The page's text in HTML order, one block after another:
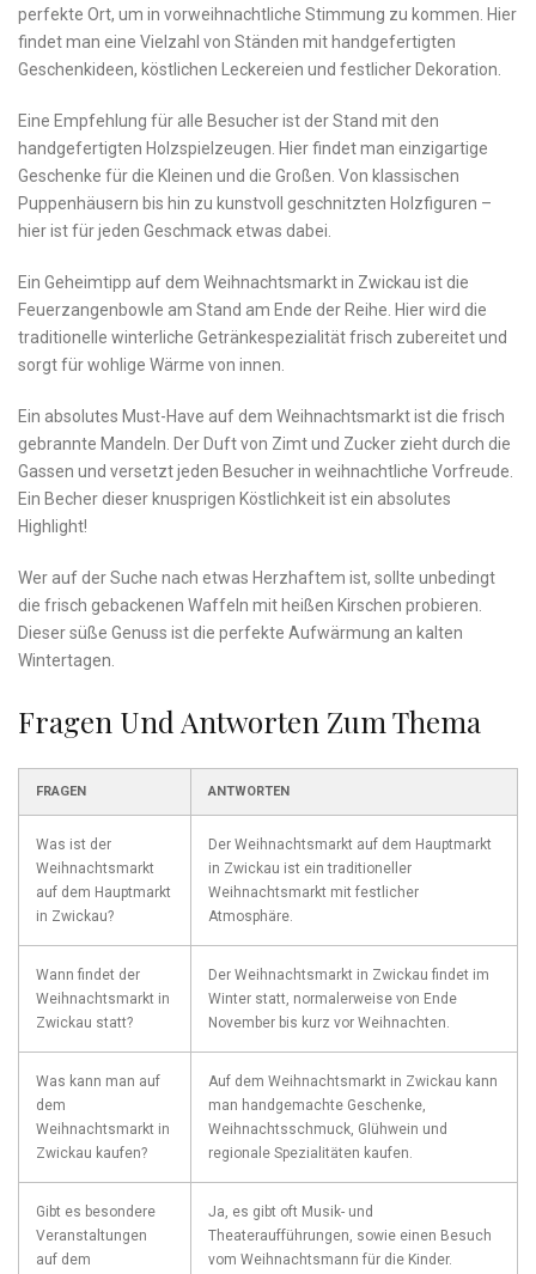
perfekte ⁣Ort,‌ um in vorweihnachtliche Stimmung zu kommen. Hier
findet ‌man eine ⁤Vielzahl von ⁤Ständen mit​ handgefertigten
⁣Geschenkideen, ​köstlichen Leckereien und ‌festlicher Dekoration.
Eine Empfehlung für alle Besucher⁤ ist der Stand ⁤mit den
handgefertigten Holzspielzeugen. Hier findet man‍ einzigartige
Geschenke für die⁣ Kleinen und die Großen. Von ‍klassischen
Puppenhäusern bis hin zu kunstvoll geschnitzten‍ Holzfiguren –
hier ist​ für ⁣jeden Geschmack etwas dabei.
Ein Geheimtipp⁢ auf dem Weihnachtsmarkt in Zwickau ist die
Feuerzangenbowle⁤ am Stand am Ende der⁢ Reihe. Hier wird die
traditionelle winterliche Getränkespezialität⁤ frisch ⁢zubereitet und
sorgt für wohlige Wärme ⁢von innen.
Ein ‌absolutes Must-Have auf dem Weihnachtsmarkt ist die ‌frisch
gebrannte‌ Mandeln. Der Duft von Zimt‍ und‌ Zucker⁣ zieht ⁢durch die
Gassen und versetzt⁤ jeden Besucher‌ in weihnachtliche Vorfreude.
Ein ⁣Becher dieser knusprigen Köstlichkeit ⁣ist⁤ ein ​absolutes
Highlight!
Wer auf der ⁣Suche nach⁤ etwas⁢ Herzhaftem ist, sollte unbedingt
die frisch gebackenen Waffeln mit heißen Kirschen probieren.
Dieser⁤ süße Genuss ist die perfekte⁢ Aufwärmung‍ an‌ kalten
Wintertagen.
Fragen Und Antworten ‌zum Thema
FRAGEN ANTWORTEN
Was⁤ ist der
Weihnachtsmarkt
auf dem Hauptmarkt
in Zwickau?
Der ​Weihnachtsmarkt auf dem Hauptmarkt
in Zwickau ⁣ist ein traditioneller ​
Weihnachtsmarkt mit festlicher
Atmosphäre.
Wann findet der
Weihnachtsmarkt ⁣in
⁣Zwickau statt?
Der Weihnachtsmarkt⁣ in‌ Zwickau‍ findet im
Winter statt, normalerweise von⁣ Ende
November bis kurz vor Weihnachten.
Was⁢ kann man auf
dem⁤
Weihnachtsmarkt⁤ in
Zwickau kaufen?
Auf ⁢dem Weihnachtsmarkt⁣ in Zwickau kann
man handgemachte Geschenke,
Weihnachtsschmuck, Glühwein ‍und
⁣regionale Spezialitäten kaufen.
Gibt ⁣es besondere
‍Veranstaltungen
auf dem
Ja, es gibt oft ⁣Musik- ‍und
Theateraufführungen, sowie ‌einen Besuch⁢
vom Weihnachtsmann für die Kinder.